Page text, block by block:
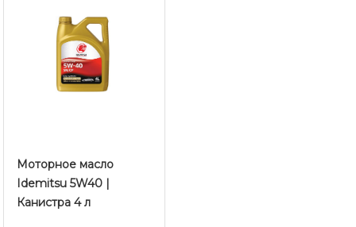
Моторное масло ​​​​​​​
Idemitsu 5W40 |
Канистра 4 л